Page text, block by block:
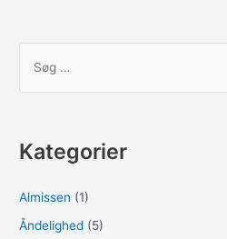
o
f
e
r
Kategorier
Almissen (1)
Åndelighed (5)